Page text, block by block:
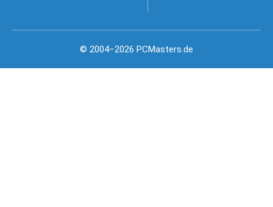
© 2004–2026 PCMasters.de